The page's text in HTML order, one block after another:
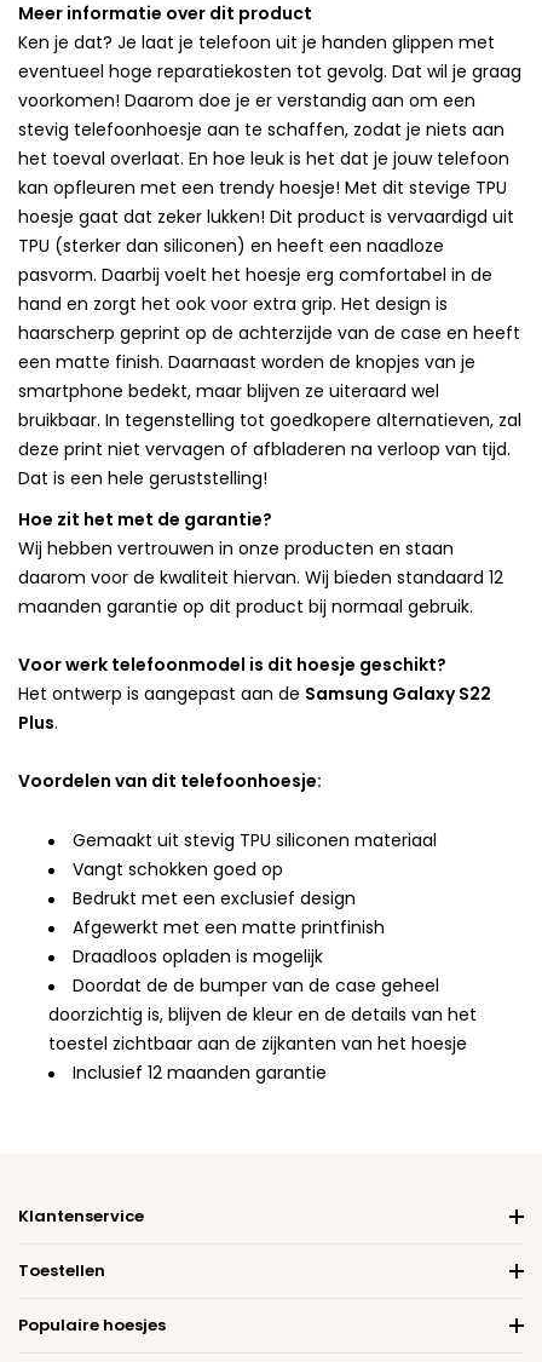
Meer informatie over dit product
Ken je dat? Je laat je telefoon uit je handen glippen met
eventueel hoge reparatiekosten tot gevolg. Dat wil je graag
voorkomen! Daarom doe je er verstandig aan om een
stevig telefoonhoesje aan te schaffen, zodat je niets aan
het toeval overlaat. En hoe leuk is het dat je jouw telefoon
kan opfleuren met een trendy hoesje! Met dit stevige TPU
hoesje gaat dat zeker lukken! Dit product is vervaardigd uit
TPU (sterker dan siliconen) en heeft een naadloze
pasvorm. Daarbij voelt het hoesje erg comfortabel in de
hand en zorgt het ook voor extra grip. Het design is
haarscherp geprint op de achterzijde van de case en heeft
een matte finish. Daarnaast worden de knopjes van je
smartphone bedekt, maar blijven ze uiteraard wel
bruikbaar. In tegenstelling tot goedkopere alternatieven, zal
deze print niet vervagen of afbladeren na verloop van tijd.
Dat is een hele geruststelling!
Hoe zit het met de garantie?
Wij hebben vertrouwen in onze producten en staan
daarom voor de kwaliteit hiervan. Wij bieden standaard 12
maanden garantie op dit product bij normaal gebruik.
Voor werk telefoonmodel is dit hoesje geschikt?
Het ontwerp is aangepast aan de Samsung Galaxy S22
Plus.
Voordelen van dit telefoonhoesje:
Gemaakt uit stevig TPU siliconen materiaal
Vangt schokken goed op
Bedrukt met een exclusief design
Afgewerkt met een matte printfinish
Draadloos opladen is mogelijk
Doordat de de bumper van de case geheel
doorzichtig is, blijven de kleur en de details van het
toestel zichtbaar aan de zijkanten van het hoesje
Inclusief 12 maanden garantie
Klantenservice
Toestellen
Populaire hoesjes